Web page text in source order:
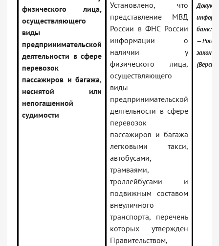
физического лица,
осуществляющего
виды
предпринимательской
деятельности в сфере
перевозок
пассажиров и багажа,
неснятой или
непогашенной
судимости
Установлено, что
представление МВД
России в ФНС России
информации о
наличии у
физического лица,
осуществляющего
виды
предпринимательской
деятельности в сфере
перевозок
пассажиров и багажа
легковыми такси,
автобусами,
трамваями,
троллейбусами и
подвижным составом
внеуличного
транспорта, перечень
которых утвержден
Правительством,
банк:
—